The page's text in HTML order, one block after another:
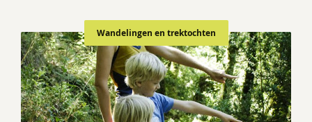
Wandelingen en trektochten